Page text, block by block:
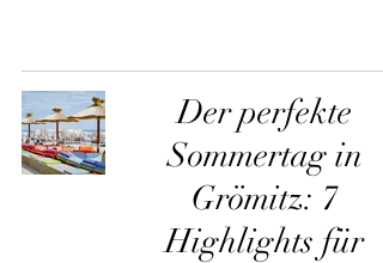
Der perfekte
Sommertag in
Grömitz: 7
Highlights für